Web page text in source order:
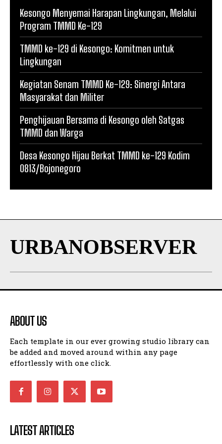
Kesongo Menyemai Harapan Lingkungan, Melalui
Program TMMD Ke-129
TMMD ke-129 di Kesongo: Komitmen untuk
Lingkungan
Kegiatan Senam TMMD Ke-129: Sinergi Antara
Masyarakat dan Militer
Penghijauan Bersama di Kesongo oleh Satgas
TMMD dan Warga
Desa Kesongo Hijau Berkat TMMD ke-129 Kodim
0813/Bojonegoro
URBANOBSERVER
ABOUT US
Each template in our ever growing studio library can
be added and moved around within any page
effortlessly with one click.
LATEST ARTICLES